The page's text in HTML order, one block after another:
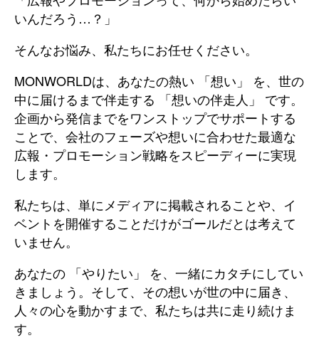
いんだろう…？」
そんなお悩み、私たちにお任せください。
MONWORLDは、あなたの熱い 「想い」 を、世の
中に届けるまで伴走する 「想いの伴走人」 です。
企画から発信までをワンストップでサポートする
ことで、会社のフェーズや想いに合わせた最適な
広報・プロモーション戦略をスピーディーに実現
します。
私たちは、単にメディアに掲載されることや、イ
ベントを開催することだけがゴールだとは考えて
いません。
あなたの 「やりたい」 を、一緒にカタチにしてい
きましょう。そして、その想いが世の中に届き、
人々の心を動かすまで、私たちは共に走り続けま
す。